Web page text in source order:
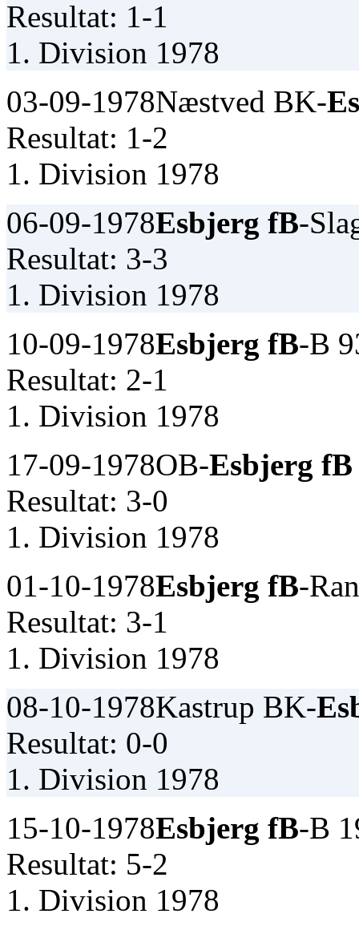
Resultat: 1-1
1. Division 1978
03-09-1978Næstved BK-
Resultat: 1-2
1. Division 1978
06-09-1978Esbjerg fB-
Resultat: 3-3
1. Division 1978
10-09-1978Esbjerg fB-B
Resultat: 2-1
1. Division 1978
17-09-1978OB-Esbjerg fB
Resultat: 3-0
1. Division 1978
01-10-1978Esbjerg fB-
Resultat: 3-1
1. Division 1978
08-10-1978Kastrup BK-
Resultat: 0-0
1. Division 1978
15-10-1978Esbjerg fB-B
Resultat: 5-2
1. Division 1978